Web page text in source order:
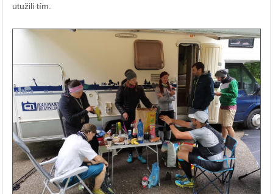
utužili tím.